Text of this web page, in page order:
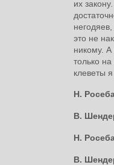
их
это не
никому.
только
клеветы
Н.
В.
Н.
В.